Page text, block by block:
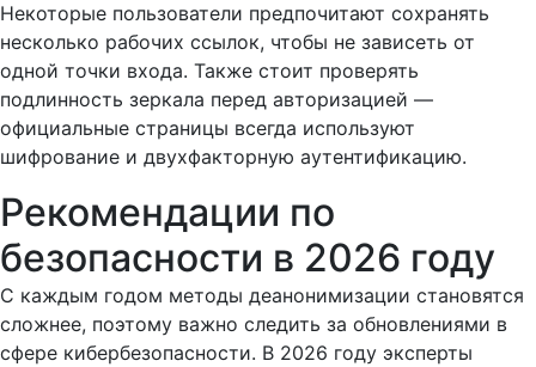
Некоторые пользователи предпочитают сохранять
несколько рабочих ссылок, чтобы не зависеть от
одной точки входа. Также стоит проверять
подлинность зеркала перед авторизацией —
официальные страницы всегда используют
шифрование и двухфакторную аутентификацию.
Рекомендации по
безопасности в 2026 году
С каждым годом методы деанонимизации становятся
сложнее, поэтому важно следить за обновлениями в
сфере кибербезопасности. В 2026 году эксперты